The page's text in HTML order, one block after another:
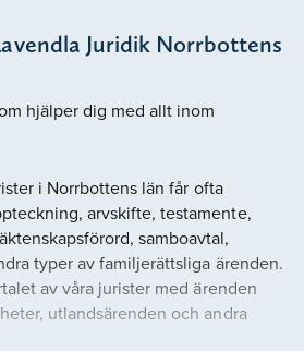
Juridik Norrbottens
hjälper dig med allt inom
i Norrbottens län får ofta
arvskifte, testamente,
samboavtal,
typer av familjerättsliga ärenden.
av våra jurister med ärenden
utlandsärenden och andra